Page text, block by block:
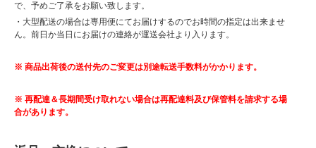
で、予めご了承をお願い致します。
・大型配送の場合は専用便にてお届けするのでお時間の指定は出来ませ
ん。前日か当日にお届けの連絡が運送会社より入ります。
※ 商品出荷後の送付先のご変更は別途転送手数料がかかります。
※ 再配達＆長期間受け取れない場合は再配達料及び保管料を請求する場
合があります。